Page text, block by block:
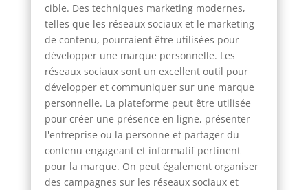
cible. Des techniques marketing modernes,
telles que les réseaux sociaux et le marketing
de contenu, pourraient être utilisées pour
développer une marque personnelle. Les
réseaux sociaux sont un excellent outil pour
développer et communiquer sur une marque
personnelle. La plateforme peut être utilisée
pour créer une présence en ligne, présenter
l'entreprise ou la personne et partager du
contenu engageant et informatif pertinent
pour la marque. On peut également organiser
des campagnes sur les réseaux sociaux et